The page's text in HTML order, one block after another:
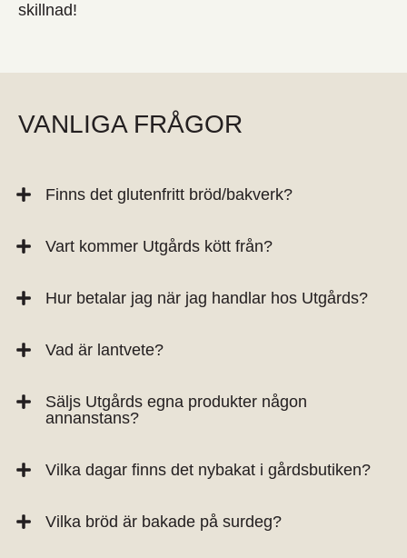
skillnad!
VANLIGA FRÅGOR
Finns det glutenfritt bröd/bakverk?
Vart kommer Utgårds kött från?
Hur betalar jag när jag handlar hos Utgårds?
Vad är lantvete?
Säljs Utgårds egna produkter någon
annanstans?
Vilka dagar finns det nybakat i gårdsbutiken?
Vilka bröd är bakade på surdeg?